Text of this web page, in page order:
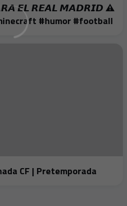
𝙀𝙇 𝙍𝙀𝘼𝙇 𝙈𝘼𝘿𝙍𝙄𝘿 ⚠️
#futbol #edit #minecraft #humor #football
CF | Pretemporada